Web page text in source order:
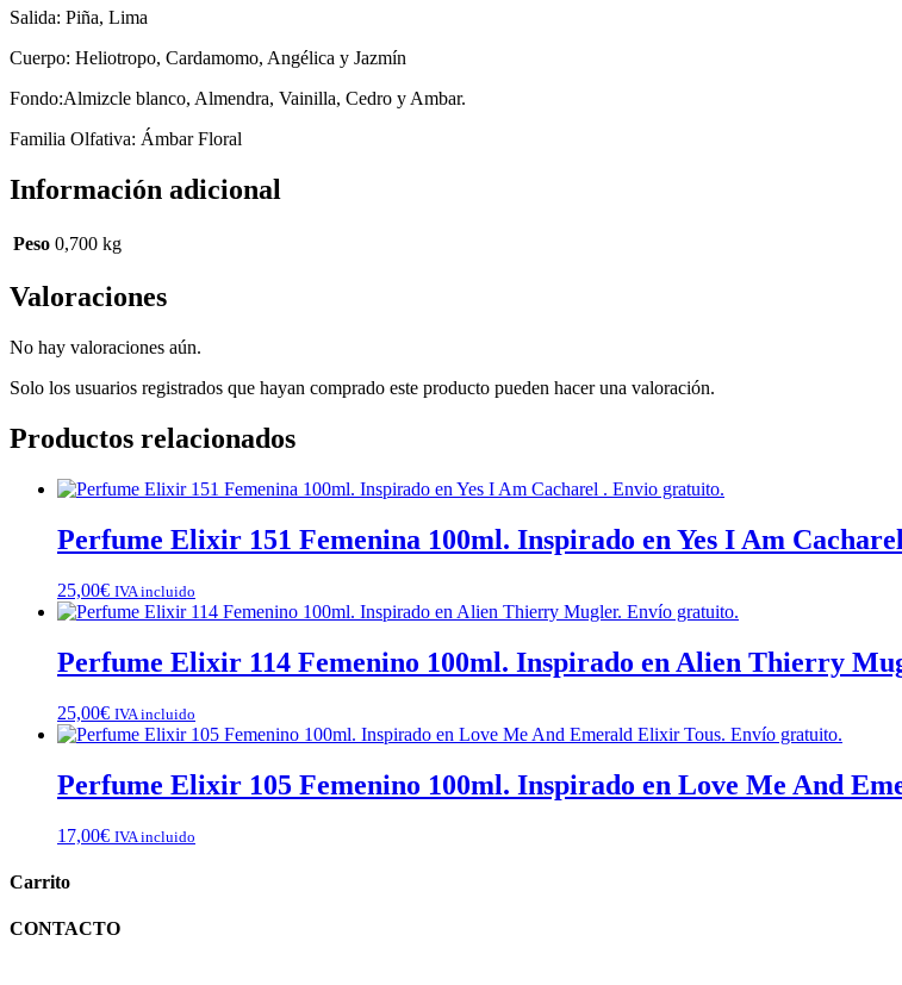
Salida: Piña, Lima
Cuerpo: Heliotropo, Cardamomo, Angélica y Jazmín
Fondo:Almizcle blanco, Almendra, Vainilla, Cedro y Ambar.
Familia Olfativa: Ámbar Floral
Información adicional
Peso 0,700 kg
Valoraciones
No hay valoraciones aún.
Solo los usuarios registrados que hayan comprado este producto pueden hacer una valoración.
Productos relacionados
Perfume Elixir 151 Femenina 100ml. Inspirado en Yes I Am
25,00€ IVA incluido
Perfume Elixir 114 Femenino 100ml. Inspirado en Alien Thierry
25,00€ IVA incluido
Perfume Elixir 105 Femenino 100ml. Inspirado en Love Me And
17,00€ IVA incluido
Carrito
CONTACTO